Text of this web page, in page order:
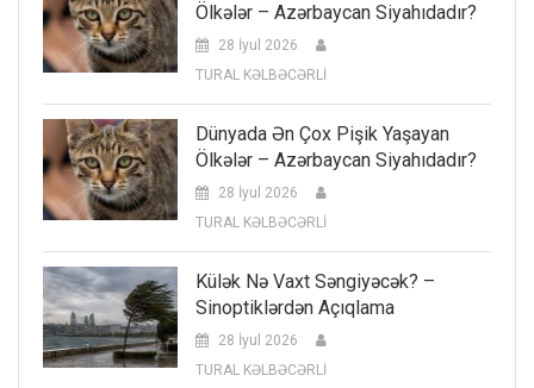
Ölkələr – Azərbaycan Siyahıdadır?
28 İyul 2026
TURAL KƏLBƏCƏRLİ
Dünyada Ən Çox Pişik Yaşayan
Ölkələr – Azərbaycan Siyahıdadır?
28 İyul 2026
TURAL KƏLBƏCƏRLİ
Külək Nə Vaxt Səngiyəcək? –
Sinoptiklərdən Açıqlama
28 İyul 2026
TURAL KƏLBƏCƏRLİ